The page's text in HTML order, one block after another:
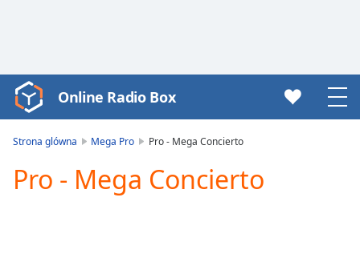
Video
Player
Play
Video
Online Radio Box
Strona glówna Mega Pro Pro - Mega Concierto
Pro - Mega Concierto